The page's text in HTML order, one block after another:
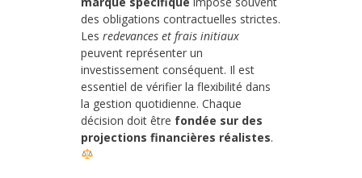
des obligations contractuelles strictes.
Les redevances et frais initiaux
peuvent représenter un
investissement conséquent. Il est
essentiel de vérifier la flexibilité dans
la gestion quotidienne. Chaque
décision doit être fondée sur des
projections financières réalistes.